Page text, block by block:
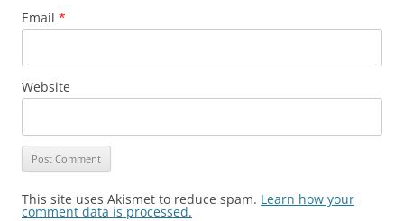
Email *
Website
This site uses Akismet to reduce spam. Learn how your
comment data is processed.